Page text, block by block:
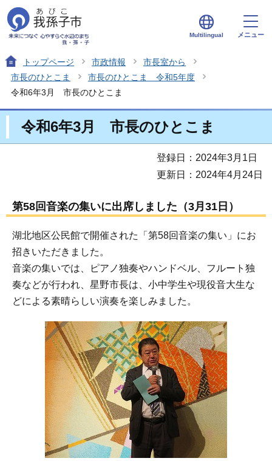
Multilingual メニュー
トップページ 市政情報
市長室から
市長のひとこま
市長のひとこま 令和5年度
令和6年3月 市長のひとこま
令和6年3月 市長のひとこま
登録日：2024年3月1日
更新日：2024年4月24日
第58回音楽の集いに出席しました（3月31日）
湖北地区公民館で開催された「第58回音楽の集い」にお
招きいただきました。
音楽の集いでは、ピアノ独奏やハンドベル、フルート独
奏などが行われ、星野市長は、小中学生や現役音大生な
どによる素晴らしい演奏を楽しみました。